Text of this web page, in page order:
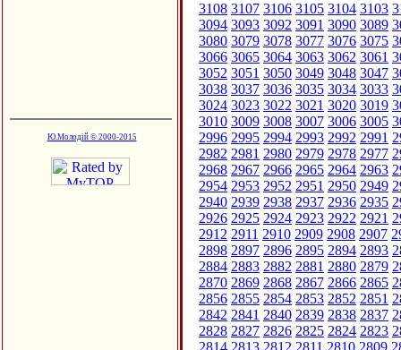
Ю.Молодій © 2000-2015
3108 3107 3106 3105 3104 3103
3094 3093 3092 3091 3090 3089
3080 3079 3078 3077 3076 3075
3066 3065 3064 3063 3062 3061
3052 3051 3050 3049 3048 3047
3038 3037 3036 3035 3034 3033
3024 3023 3022 3021 3020 3019
3010 3009 3008 3007 3006 3005
2996 2995 2994 2993 2992 2991
2982 2981 2980 2979 2978 2977
2968 2967 2966 2965 2964 2963
2954 2953 2952 2951 2950 2949
2940 2939 2938 2937 2936 2935
2926 2925 2924 2923 2922 2921
2912 2911 2910 2909 2908 2907
2898 2897 2896 2895 2894 2893
2884 2883 2882 2881 2880 2879
2870 2869 2868 2867 2866 2865
2856 2855 2854 2853 2852 2851
2842 2841 2840 2839 2838 2837
2828 2827 2826 2825 2824 2823